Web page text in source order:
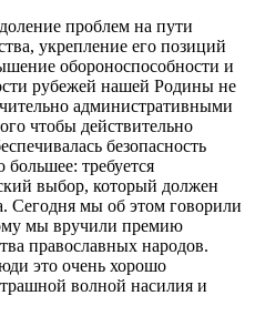
проблем на пути
укрепление его позиций
обороноспособности и
рубежей нашей Родины не
административными
чтобы действительно
безопасность
большее: требуется
выбор, который должен
Сегодня мы об этом говорили
мы вручили премию
православных народов.
это очень хорошо
волной насилия и